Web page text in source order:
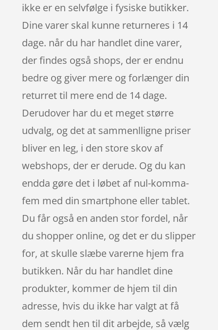
ikke er en selvfølge i fysiske butikker.
Dine varer skal kunne returneres i 14
dage. når du har handlet dine varer,
der findes også shops, der er endnu
bedre og giver mere og forlænger din
returret til mere end de 14 dage.
Derudover har du et meget større
udvalg, og det at sammenlligne priser
bliver en leg, i den store skov af
webshops, der er derude. Og du kan
endda gøre det i løbet af nul-komma-
fem med din smartphone eller tablet.
Du får også en anden stor fordel, når
du shopper online, og det er du slipper
for, at skulle slæbe varerne hjem fra
butikken. Når du har handlet dine
produkter, kommer de hjem til din
adresse, hvis du ikke har valgt at få
dem sendt hen til dit arbejde, så vælg